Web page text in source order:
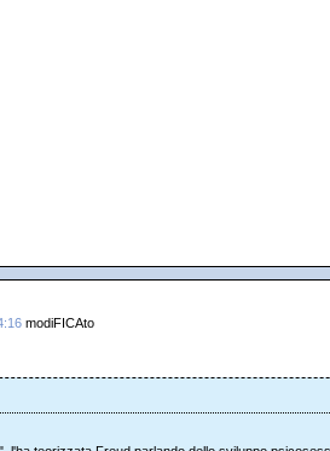
modiFICAto